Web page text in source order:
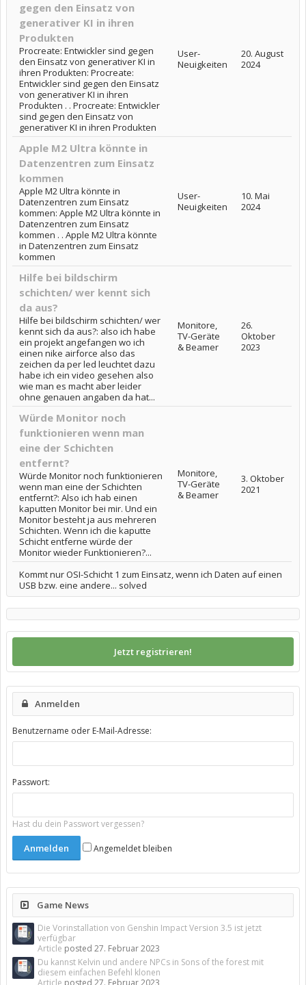
gegen den Einsatz von
generativer KI in ihren
Produkten
Procreate: Entwickler sind gegen
den Einsatz von generativer KI in
ihren Produkten: Procreate:
Entwickler sind gegen den Einsatz
von generativer KI in ihren
Produkten . . Procreate: Entwickler
sind gegen den Einsatz von
generativer KI in ihren Produkten
User-
Neuigkeiten
20. August
2024
Apple M2 Ultra könnte in
Datenzentren zum Einsatz
kommen
Apple M2 Ultra könnte in
Datenzentren zum Einsatz
kommen: Apple M2 Ultra könnte in
Datenzentren zum Einsatz
kommen . . Apple M2 Ultra könnte
in Datenzentren zum Einsatz
kommen
User-
Neuigkeiten
10. Mai
2024
Hilfe bei bildschirm
schichten/ wer kennt sich
da aus?
Hilfe bei bildschirm schichten/ wer
kennt sich da aus?: also ich habe
ein projekt angefangen wo ich
einen nike airforce also das
zeichen da per led leuchtet dazu
habe ich ein video gesehen also
wie man es macht aber leider
ohne genauen angaben da hat...
Monitore,
TV-Geräte
& Beamer
26.
Oktober
2023
Würde Monitor noch
funktionieren wenn man
eine der Schichten
entfernt?
Würde Monitor noch funktionieren
wenn man eine der Schichten
entfernt?: Also ich hab einen
kaputten Monitor bei mir. Und ein
Monitor besteht ja aus mehreren
Schichten. Wenn ich die kaputte
Schicht entferne würde der
Monitor wieder Funktionieren?...
Monitore,
TV-Geräte
& Beamer
3. Oktober
2021
Kommt nur OSI-Schicht 1 zum Einsatz, wenn ich Daten auf einen
USB bzw. eine andere... solved
Jetzt registrieren!
Anmelden
Benutzername oder E-Mail-Adresse:
Passwort:
Hast du dein Passwort vergessen?
Angemeldet bleiben
Game News
Die Vorinstallation von Genshin Impact Version 3.5 ist jetzt
verfügbar
Article posted 27. Februar 2023
Du kannst Kelvin und andere NPCs in Sons of the forest mit
diesem einfachen Befehl klonen
Article posted 27. Februar 2023